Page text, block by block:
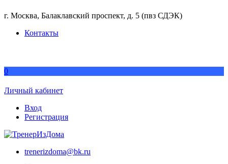
г. Москва, Балаклавский проспект, д. 5 (пвз СДЭК)
Контакты
0
Личный кабинет
Вход
Регистрация
trenerizdoma@bk.ru